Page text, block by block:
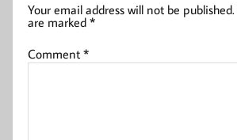
Your email address will not be published.
are marked*
Comment*